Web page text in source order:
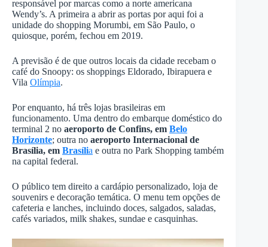
responsável por marcas como a norte americana
Wendy’s. A primeira a abrir as portas por aqui foi a
unidade do shopping Morumbi, em São Paulo, o
quiosque, porém, fechou em 2019.
A previsão é de que outros locais da cidade recebam o
café do Snoopy: os shoppings Eldorado, Ibirapuera e
Vila Olímpia.
Por enquanto, há três lojas brasileiras em
funcionamento. Uma dentro do embarque doméstico do
terminal 2 no aeroporto de Confins, em Belo
Horizonte; outra no aeroporto Internacional de
Brasília, em Brasília e outra no Park Shopping também
na capital federal.
O público tem direito a cardápio personalizado, loja de
souvenirs e decoração temática. O menu tem opções de
cafeteria e lanches, incluindo doces, salgados, saladas,
cafés variados, milk shakes, sundae e casquinhas.